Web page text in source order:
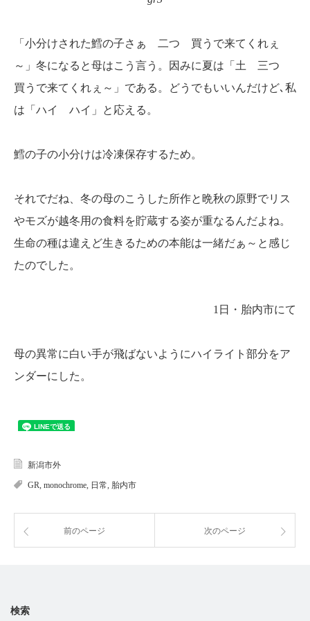
「小分けされた鱈の子さぁ 二つ 買うで来てくれぇ
～」冬になると母はこう言う。因みに夏は「土 三つ
買うで来てくれぇ～」である。どうでもいいんだけど､私
は「ハイ ハイ」と応える。
鱈の子の小分けは冷凍保存するため。
それでだね、冬の母のこうした所作と晩秋の原野でリス
やモズが越冬用の食料を貯蔵する姿が重なるんだよね。
生命の種は違えど生きるための本能は一緒だぁ～と感じ
たのでした。
1日・胎内市にて
母の異常に白い手が飛ばないようにハイライト部分をア
ンダーにした。
新潟市外
GR monochrome 日常 胎内市
前のページ 次のページ
検索